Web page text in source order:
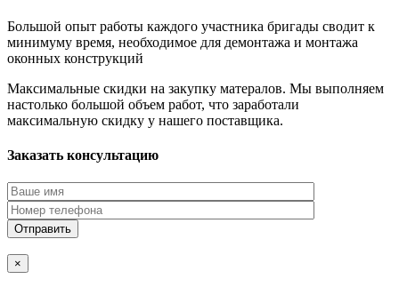
Большой опыт работы каждого участника бригады сводит к
минимуму время, необходимое для демонтажа и монтажа
оконных конструкций
Максимальные скидки на закупку матералов. Мы выполняем
настолько большой объем работ, что заработали
максимальную скидку у нашего поставщика.
Заказать консультацию
×